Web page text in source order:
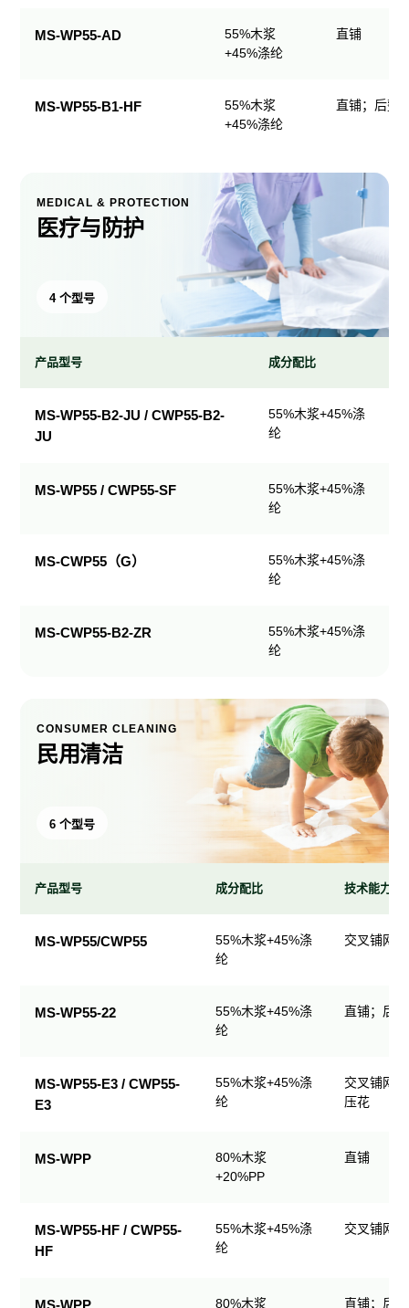
MS-WP55-AD
55%木浆
+45%涤纶
直铺
MS-WP55-B1-HF
55%木浆
+45%涤纶
直铺；后整
MEDICAL & PROTECTION
医疗与防护
4 个型号
与
产品型号 成分配比
MS-WP55-B2-JU / CWP55-B2-
JU
55%木浆+45%涤
纶
MS-WP55 / CWP55-SF
55%木浆+45%涤
纶
MS-CWP55（G）
55%木浆+45%涤
纶
MS-CWP55-B2-ZR
55%木浆+45%涤
纶
CONSUMER CLEANING
民用清洁
6 个型号
产品型号 成分配比 技术能力
MS-WP55/CWP55
55%木浆+45%涤
纶
交叉铺网
MS-WP55-22
55%木浆+45%涤
纶
直铺；后
MS-WP55-E3 / CWP55-
E3
55%木浆+45%涤
纶
交叉铺网
压花
MS-WPP
80%木浆
+20%PP
直铺
MS-WP55-HF / CWP55-
HF
55%木浆+45%涤
纶
交叉铺网
MS-WPP 80%木浆 直铺；后